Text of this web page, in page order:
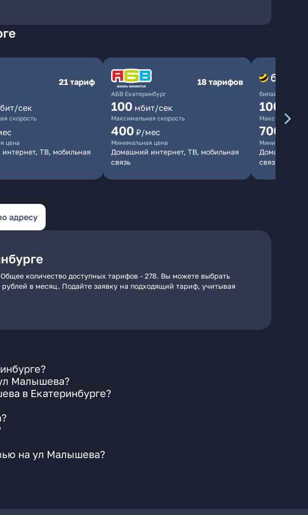
21 тариф
сек
скорость
цена
ТВ, мобильная
АБВ Екатеринбург
18 тарифов
100 мбит/сек
Максимальная скорость
400 ₽/мес
Минимальная цена
Домашний интернет, ТВ, мобильная
связь
билайн
1000
Максимальная
700
Минимальная
Домашний
связь
адресу
количество доступных тарифов - 278. Вы можете выбрать
в месяц. Подайте заявку на подходящий тариф, учитывая
Малышева?
в Екатеринбурге?
на ул Малышева?